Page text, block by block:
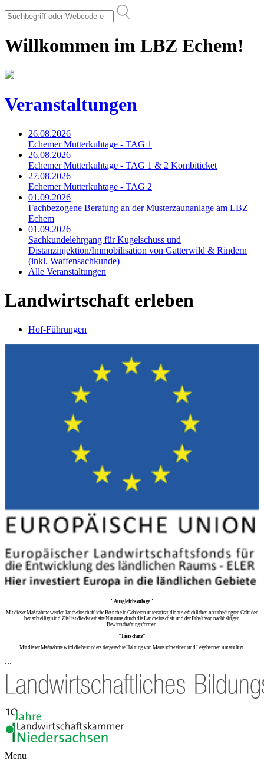
Willkommen im LBZ Echem!
Veranstaltungen
26.08.2026
Echemer Mutterkuhtage - TAG 1
26.08.2026
Echemer Mutterkuhtage - TAG 1 & 2 Kombiticket
27.08.2026
Echemer Mutterkuhtage - TAG 2
01.09.2026
Fachbezogene Beratung an der Musterzaunanlage am LBZ
Echem
01.09.2026
Sachkundelehrgang für Kugelschuss und
Distanzinjektion/Immobilisation von Gatterwild & Rindern
(inkl. Waffensachkunde)
Alle Veranstaltungen
Landwirtschaft erleben
Hof-Führungen
"Ausgleichszulage"
Mit dieser Maßnahme werden landwirtschaftliche Betriebe in Gebieten unterstützt, die aus erheblichen naturbedingten Gründen
benachteiligt sind. Ziel ist die dauerhafte Nutzung durch die Landwirtschaft und der Erhalt von nachhaltigen
Bewirtschaftungsformen.
"Tierschutz"
Mit dieser Maßnahme wird die besonders tiergerechte Haltung von Mastsschweinen und Legehennen unterstützt.
...
Menu